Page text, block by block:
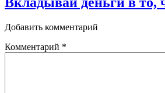
Добавить комментарий
Комментарий *